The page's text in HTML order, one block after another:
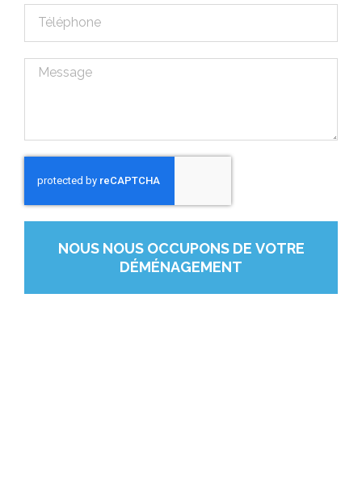
NOUS NOUS OCCUPONS DE VOTRE
DÉMÉNAGEMENT